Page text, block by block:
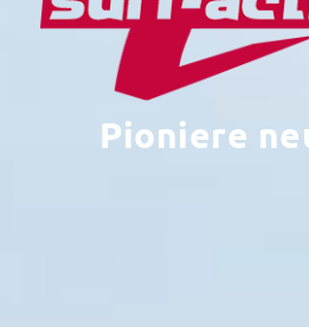
Pioniere